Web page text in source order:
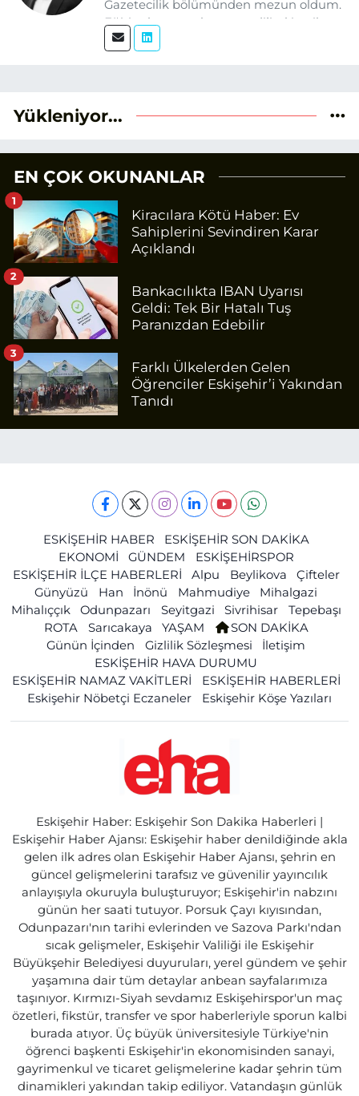
Gazetecilik bölümünden mezun oldum.
Eğitim hayatım boyunca dijital içerik
üretimi ve arama motoru
verileri ve okuyucu odaklı yaklaşımı
Yükleniyor...
EN ÇOK OKUNANLAR
Kiracılara Kötü Haber: Ev
Sahiplerini Sevindiren Karar
Açıklandı
1
Bankacılıkta IBAN Uyarısı
Geldi: Tek Bir Hatalı Tuş
Paranızdan Edebilir
2
Farklı Ülkelerden Gelen
Öğrenciler Eskişehir’i Yakından
Tanıdı
3
ESKİŞEHİR HABER
ESKİŞEHİR SON DAKİKA
EKONOMİ
GÜNDEM
ESKİŞEHİRSPOR
ESKİŞEHİR İLÇE HABERLERİ
Alpu Beylikova
Çifteler
Günyüzü
Han İnönü Mahmudiye
Mihalgazi
Mihalıççık
Odunpazarı Seyitgazi Sivrihisar
Tepebaşı
ROTA
Sarıcakaya YAŞAM
SON DAKİKA
Günün İçinden
Gizlilik Sözleşmesi
İletişim
ESKİŞEHİR HAVA DURUMU
ESKİŞEHİR NAMAZ VAKİTLERİ
ESKİŞEHİR HABERLERİ
Eskişehir Nöbetçi Eczaneler
Eskişehir Köşe Yazıları
Eskişehir Haber: Eskişehir Son Dakika Haberleri |
Eskişehir Haber Ajansı: Eskişehir haber denildiğinde akla
gelen ilk adres olan Eskişehir Haber Ajansı, şehrin en
güncel gelişmelerini tarafsız ve güvenilir yayıncılık
anlayışıyla okuruyla buluşturuyor; Eskişehir'in nabzını
günün her saati tutuyor. Porsuk Çayı kıyısından,
Odunpazarı'nın tarihi evlerinden ve Sazova Parkı'ndan
sıcak gelişmeler, Eskişehir Valiliği ile Eskişehir
Büyükşehir Belediyesi duyuruları, yerel gündem ve şehir
yaşamına dair tüm detaylar anbean sayfalarımıza
taşınıyor. Kırmızı-Siyah sevdamız Eskişehirspor'un maç
özetleri, fikstür, transfer ve spor haberleriyle sporun kalbi
burada atıyor. Üç büyük üniversitesiyle Türkiye'nin
öğrenci başkenti Eskişehir'in ekonomisinden sanayi,
gayrimenkul ve ticaret gelişmelerine kadar şehrin tüm
dinamikleri yakından takip ediliyor. Vatandaşın günlük